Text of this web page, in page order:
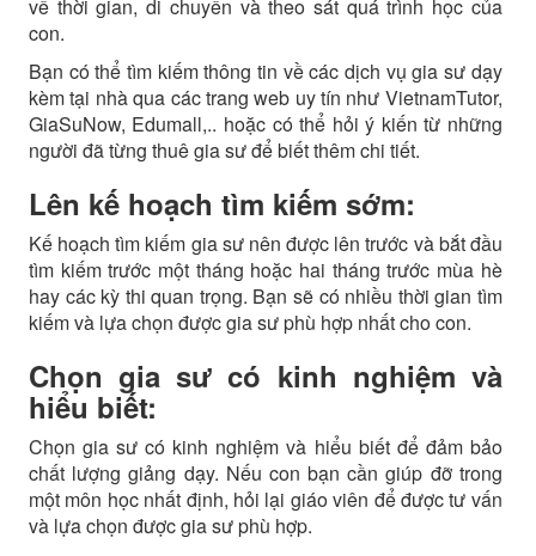
về thời gian, di chuyển và theo sát quá trình học của
con.
Bạn có thể tìm kiếm thông tin về các dịch vụ gia sư dạy
kèm tại nhà qua các trang web uy tín như VietnamTutor,
GiaSuNow, Edumall,.. hoặc có thể hỏi ý kiến từ những
người đã từng thuê gia sư để biết thêm chi tiết.
Lên kế hoạch tìm kiếm sớm:
Kế hoạch tìm kiếm gia sư nên được lên trước và bắt đầu
tìm kiếm trước một tháng hoặc hai tháng trước mùa hè
hay các kỳ thi quan trọng. Bạn sẽ có nhiều thời gian tìm
kiếm và lựa chọn được gia sư phù hợp nhất cho con.
Chọn gia sư có kinh nghiệm và
hiểu biết:
Chọn gia sư có kinh nghiệm và hiểu biết để đảm bảo
chất lượng giảng dạy. Nếu con bạn cần giúp đỡ trong
một môn học nhất định, hỏi lại giáo viên để được tư vấn
và lựa chọn được gia sư phù hợp.